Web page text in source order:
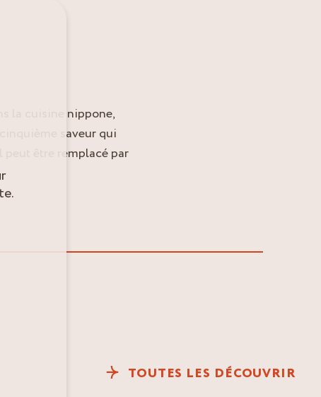
la cuisine nippone,
saveur qui
peut être remplacé par
TOUTES LES DÉCOUVRIR